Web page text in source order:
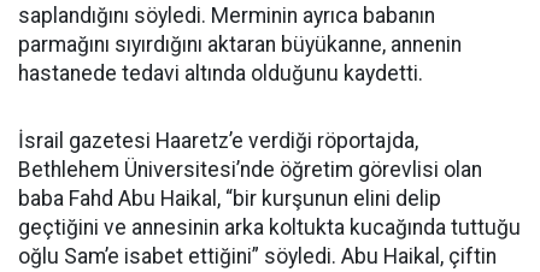
saplandığını söyledi. Merminin ayrıca babanın
parmağını sıyırdığını aktaran büyükanne, annenin
hastanede tedavi altında olduğunu kaydetti.
İsrail gazetesi Haaretz’e verdiği röportajda,
Bethlehem Üniversitesi’nde öğretim görevlisi olan
baba Fahd Abu Haikal, “bir kurşunun elini delip
geçtiğini ve annesinin arka koltukta kucağında tuttuğu
oğlu Sam’e isabet ettiğini” söyledi. Abu Haikal, çiftin